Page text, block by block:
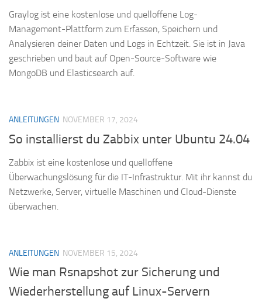
Graylog ist eine kostenlose und quelloffene Log-
Management-Plattform zum Erfassen, Speichern und
Analysieren deiner Daten und Logs in Echtzeit. Sie ist in Java
geschrieben und baut auf Open-Source-Software wie
MongoDB und Elasticsearch auf.
ANLEITUNGEN NOVEMBER 17, 2024
So installierst du Zabbix unter Ubuntu 24.04
Zabbix ist eine kostenlose und quelloffene
Überwachungslösung für die IT-Infrastruktur. Mit ihr kannst du
Netzwerke, Server, virtuelle Maschinen und Cloud-Dienste
überwachen.
ANLEITUNGEN NOVEMBER 15, 2024
Wie man Rsnapshot zur Sicherung und
Wiederherstellung auf Linux-Servern